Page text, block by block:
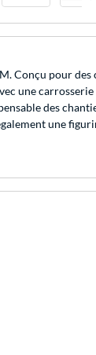
Conçu pour
une
des
une